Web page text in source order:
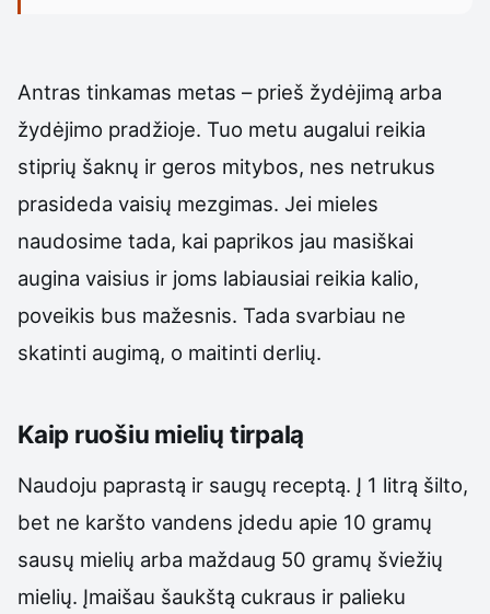
Antras tinkamas metas – prieš žydėjimą arba
žydėjimo pradžioje. Tuo metu augalui reikia
stiprių šaknų ir geros mitybos, nes netrukus
prasideda vaisių mezgimas. Jei mieles
naudosime tada, kai paprikos jau masiškai
augina vaisius ir joms labiausiai reikia kalio,
poveikis bus mažesnis. Tada svarbiau ne
skatinti augimą, o maitinti derlių.
Kaip ruošiu mielių tirpalą
Naudoju paprastą ir saugų receptą. Į 1 litrą šilto,
bet ne karšto vandens įdedu apie 10 gramų
sausų mielių arba maždaug 50 gramų šviežių
mielių. Įmaišau šaukštą cukraus ir palieku